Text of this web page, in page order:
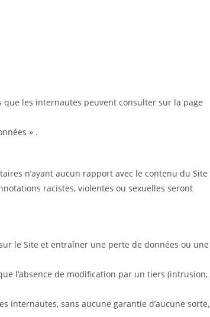
les internautes peuvent consulter sur la page
» .
n’ayant aucun rapport avec le contenu du Site
racistes, violentes ou sexuelles seront
le Site et entraîner une perte de données ou une
l’absence de modification par un tiers (intrusion,
internautes, sans aucune garantie d’aucune sorte,